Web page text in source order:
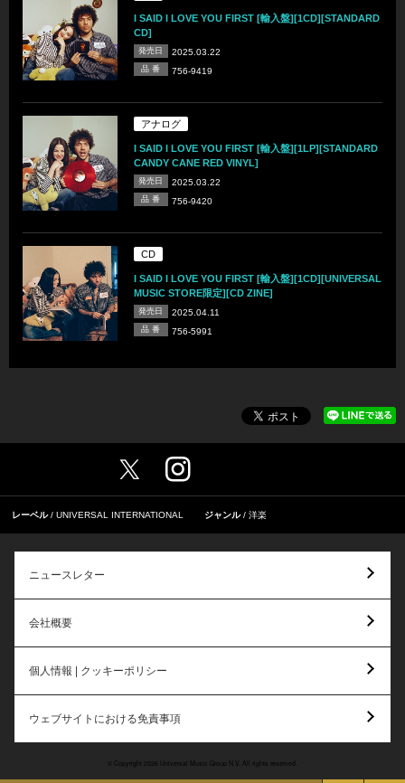
I SAID I LOVE YOU FIRST [輸入盤][1CD][STANDARD
CD]
発売日 2025.03.22
品 番 756-9419
アナログ
I SAID I LOVE YOU FIRST [輸入盤][1LP][STANDARD
CANDY CANE RED VINYL]
発売日 2025.03.22
品 番 756-9420
CD
I SAID I LOVE YOU FIRST [輸入盤][1CD][UNIVERSAL
MUSIC STORE限定][CD ZINE]
発売日 2025.04.11
品 番 756-5991
レーベル UNIVERSAL INTERNATIONAL ジャンル 洋楽
ニュースレター
会社概要
個人情報 | クッキーポリシー
ウェブサイトにおける免責事項
© Copyright 2026 Universal Music Group N.V. All rights reserved.